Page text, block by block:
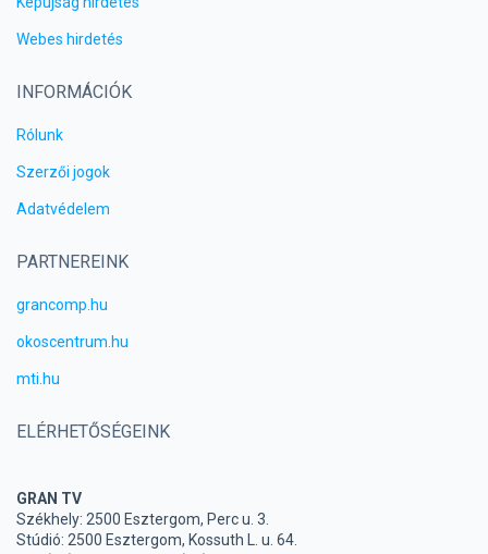
Webes hirdetés
INFORMÁCIÓK
Rólunk
Szerzői jogok
Adatvédelem
PARTNEREINK
grancomp.hu
okoscentrum.hu
mti.hu
ELÉRHETŐSÉGEINK
GRAN TV
Székhely: 2500 Esztergom, Perc u. 3.
Stúdió: 2500 Esztergom, Kossuth L. u. 64.